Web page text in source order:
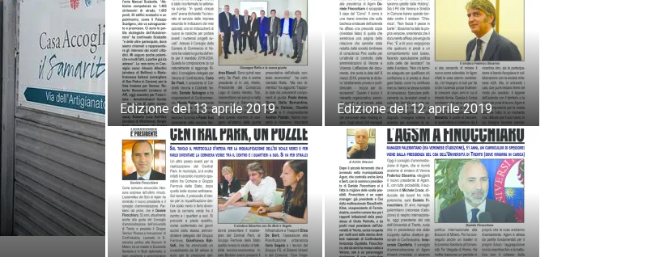
Edizione del 13 aprile 2019 Edizione del 12 aprile 2019